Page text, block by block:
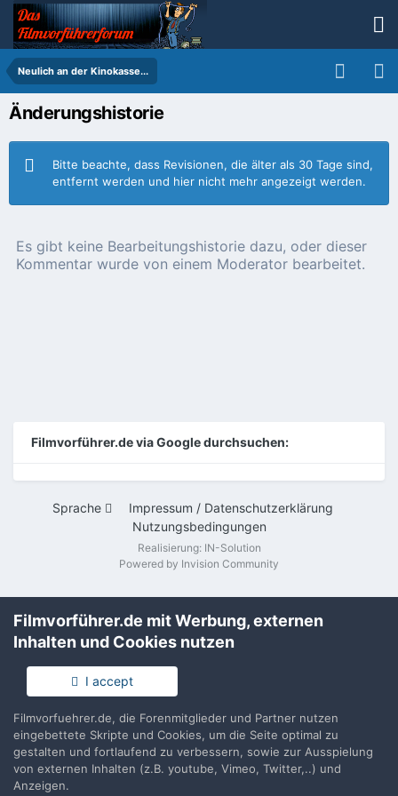
Neulich an der Kinokasse...
Änderungshistorie
Bitte beachte, dass Revisionen, die älter als 30 Tage sind,
entfernt werden und hier nicht mehr angezeigt werden.
Es gibt keine Bearbeitungshistorie dazu, oder dieser
Kommentar wurde von einem Moderator bearbeitet.
Filmvorführer.de via Google durchsuchen:
Sprache
Impressum / Datenschutzerklärung
Nutzungsbedingungen
Realisierung: IN-Solution
Powered by Invision Community
Filmvorführer.de mit Werbung, externen
Inhalten und Cookies nutzen
I accept
Filmvorfuehrer.de, die Forenmitglieder und Partner nutzen
eingebettete Skripte und Cookies, um die Seite optimal zu
gestalten und fortlaufend zu verbessern, sowie zur Ausspielung
von externen Inhalten (z.B. youtube, Vimeo, Twitter,..) und
Anzeigen.